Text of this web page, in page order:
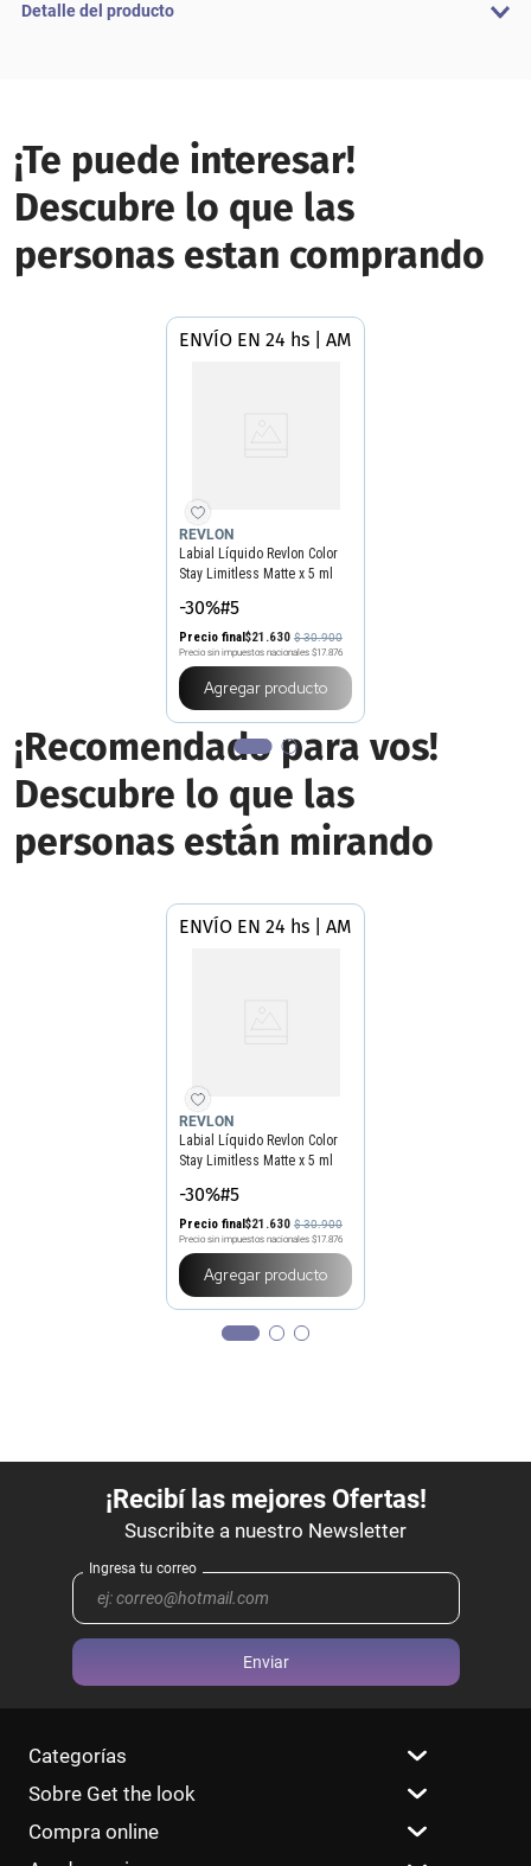
Detalle del producto
¡Te puede interesar!
Descubre lo que las
personas estan comprando
ENVÍO EN 24 hs | AMBA
REVLON
Labial Líquido Revlon Color
Stay Limitless Matte x 5 ml
-30%#5
Precio final$21 .630 $30.900
Precio sin impuestos nacionales $17.876
Agregar producto
¡Recomendado para vos!
Descubre lo que las
personas están mirando
ENVÍO EN 24 hs | AMBA
REVLON
Labial Líquido Revlon Color
Stay Limitless Matte x 5 ml
-30%#5
Precio final$21 .630 $30.900
Precio sin impuestos nacionales $17.876
Agregar producto
Enviar
Categorías
Sobre Get the look
Compra online